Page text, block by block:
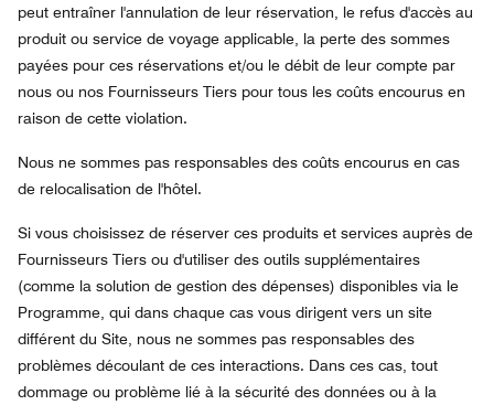
peut entraîner l'annulation de leur réservation, le refus d'accès au
produit ou service de voyage applicable, la perte des sommes
payées pour ces réservations et/ou le débit de leur compte par
nous ou nos Fournisseurs Tiers pour tous les coûts encourus en
raison de cette violation.
Nous ne sommes pas responsables des coûts encourus en cas
de relocalisation de l'hôtel.
Si vous choisissez de réserver ces produits et services auprès de
Fournisseurs Tiers ou d'utiliser des outils supplémentaires
(comme la solution de gestion des dépenses) disponibles via le
Programme, qui dans chaque cas vous dirigent vers un site
différent du Site, nous ne sommes pas responsables des
problèmes découlant de ces interactions. Dans ces cas, tout
dommage ou problème lié à la sécurité des données ou à la